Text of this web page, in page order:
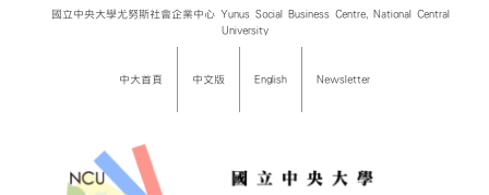
國立中央大學尤努斯社會企業中心 Yunus Social Business Centre, National Central
University
中大首頁 中文版 English Newsletter